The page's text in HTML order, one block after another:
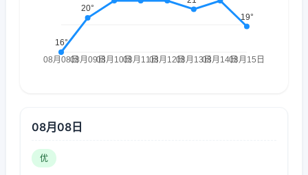
08月08日
优